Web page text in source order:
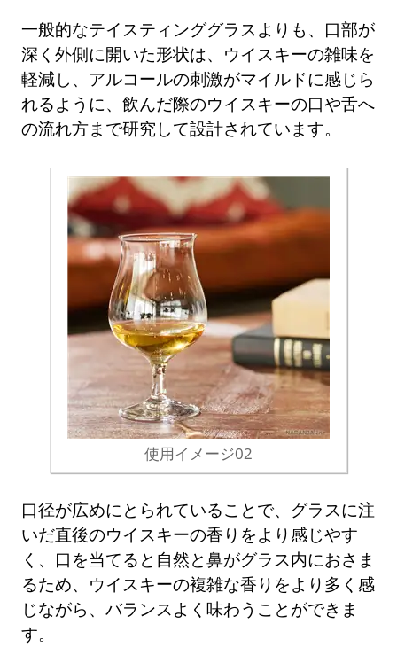
一般的なテイスティンググラスよりも、口部が
深く外側に開いた形状は、ウイスキーの雑味を
軽減し、アルコールの刺激がマイルドに感じら
れるように、飲んだ際のウイスキーの口や舌へ
の流れ方まで研究して設計されています。
使用イメージ02
口径が広めにとられていることで、グラスに注
いだ直後のウイスキーの香りをより感じやす
く、口を当てると自然と鼻がグラス内におさま
るため、ウイスキーの複雑な香りをより多く感
じながら、バランスよく味わうことができま
す。